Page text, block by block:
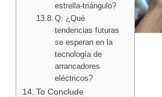
estrella-triángulo?
Q: ¿Qué
tendencias futuras
se esperan en la
tecnología de
arrancadores
eléctricos?
To Conclude